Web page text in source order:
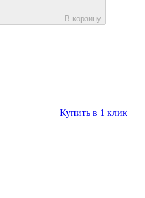
В корзину
Купить в 1 клик